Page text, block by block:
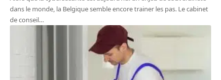
dans le monde, la Belgique semble encore trainer les pas. Le cabinet
de conseil…